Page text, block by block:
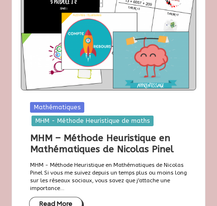
Posted
in
Mathématiques
MHM - Méthode Heuristique de maths
MHM – Méthode Heuristique en
Mathématiques de Nicolas Pinel
MHM - Méthode Heuristique en Mathématiques de Nicolas
Pinel Si vous me suivez depuis un temps plus ou moins long
sur les réseaux sociaux, vous savez que j'attache une
importance...
Read More